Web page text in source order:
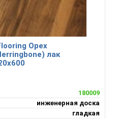
Орех
лак
180009
инженерная доска
гладкая